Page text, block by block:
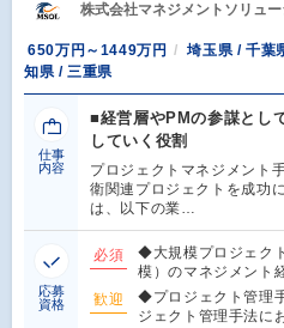
株式会社マネジメントソリュ
650万円～1449万円
埼玉県 / 千葉
知県 / 三重県
仕事
内容
■経営層やPMの参謀とし
していく役割
プロジェクトマネジメント
衛関連プロジェクトを成功
は、以下の業…
応募
資格
必須
◆大規模プロジェク
模）のマネジメン
歓迎
◆プロジェクト管理
ジェクト管理手法に